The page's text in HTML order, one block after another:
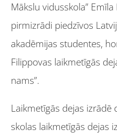
Mākslu vidusskola”
pirmizrādi piedzīvos
akadēmijas studentes,
Filippovas laikmetīgās
nams”.
Laikmetīgās dejas izrādē
skolas laikmetīgās dejas